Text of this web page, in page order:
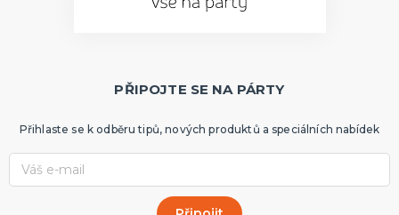
PŘIPOJTE SE NA PÁRTY
Přihlaste se k odběru tipů, nových produktů a speciálních nabídek